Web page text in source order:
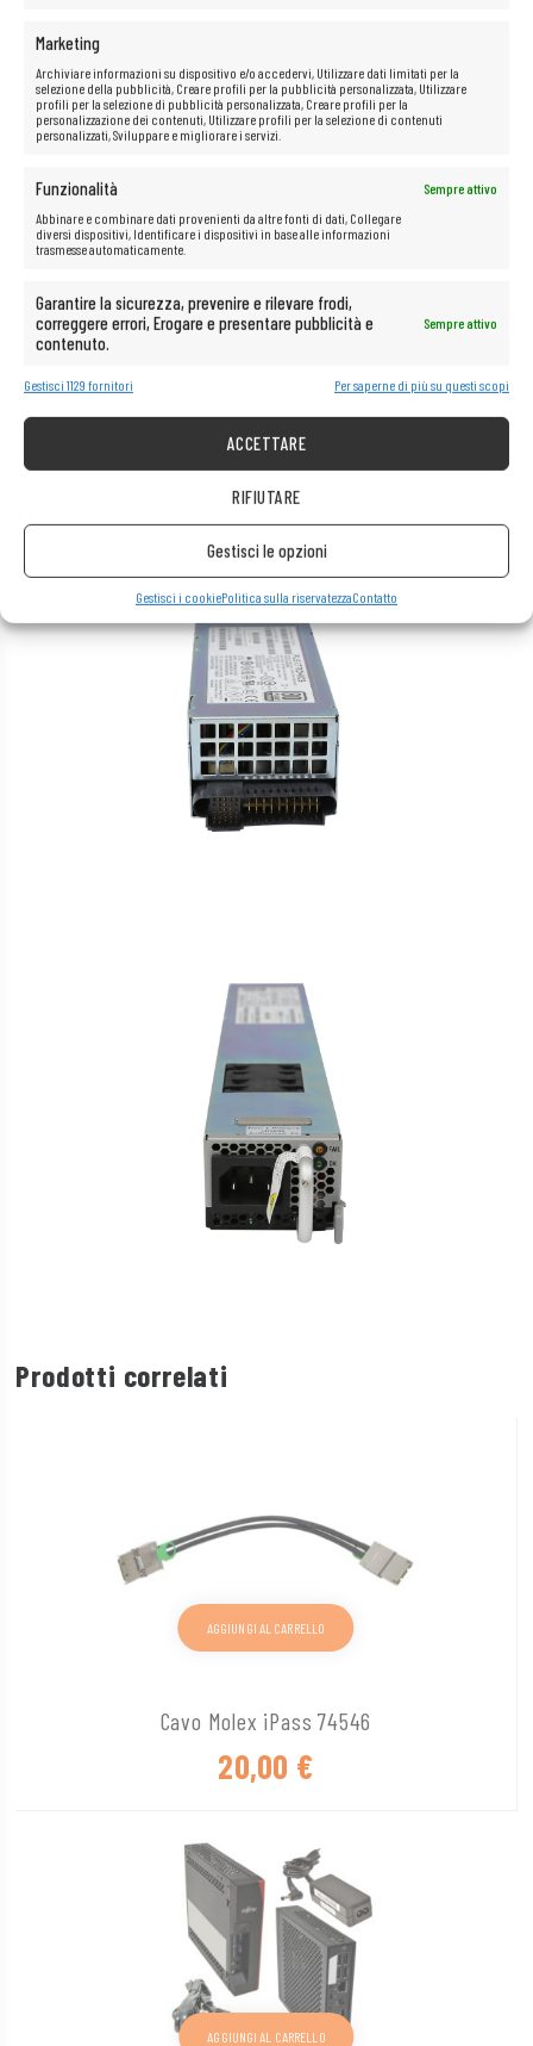
Marketing
Archiviare informazioni su dispositivo e/o accedervi, Utilizzare dati limitati per la
selezione della pubblicità, Creare profili per la pubblicità personalizzata, Utilizzare
profili per la selezione di pubblicità personalizzata, Creare profili per la
personalizzazione dei contenuti, Utilizzare profili per la selezione di contenuti
personalizzati, Sviluppare e migliorare i servizi.
Funzionalità
Sempre attivo
Abbinare e combinare dati provenienti da altre fonti di dati, Collegare
diversi dispositivi, Identificare i dispositivi in base alle informazioni
trasmesse automaticamente.
Garantire la sicurezza, prevenire e rilevare frodi,
correggere errori, Erogare e presentare pubblicità e
contenuto.
Sempre attivo
Gestisci 1129 fornitori Per saperne di più su questi scopi
ACCETTARE
RIFIUTARE
Gestisci le opzioni
Gestisci i cookiePolitica sulla riservatezzaContatto
Compatibile con:
4000
Prodotti correlati
Cavo Molex iPass 74546
20,00 €
AGGIUNGI AL CARRELLO
AGGIUNGI AL CARRELLO